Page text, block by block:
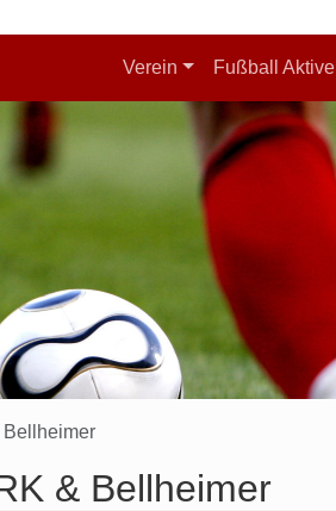
Verein Fußball Aktive
Bellheimer
& Bellheimer